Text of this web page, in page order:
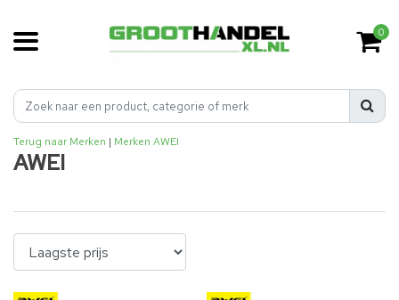
0
Terug naar Merken | Merken AWEI
AWEI